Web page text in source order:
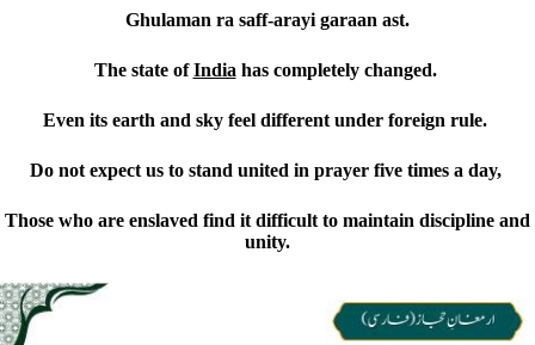
Ghulaman ra saff-arayi garaan ast.
The state ofIndia has completely changed.
Even its earth and sky feel different under foreign rule.
Do not expect us to stand united in prayer five times a day,
Those who are enslaved find it difficult to maintain discipline and
unity.